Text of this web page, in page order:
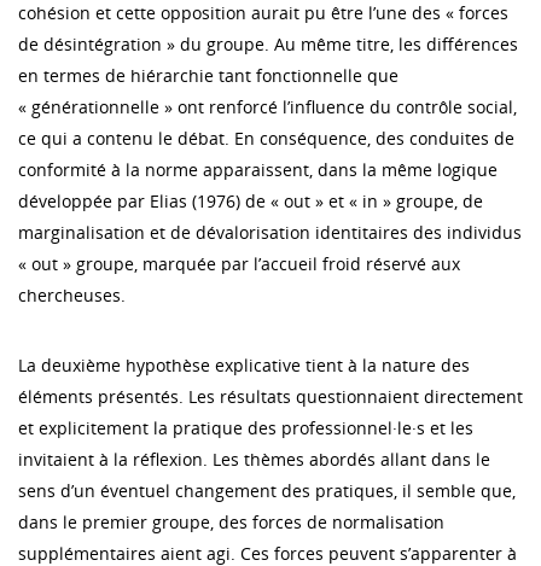
cohésion et cette opposition aurait pu être l’une des « forces
de désintégration » du groupe. Au même titre, les différences
en termes de hiérarchie tant fonctionnelle que
« générationnelle » ont renforcé l’influence du contrôle social,
ce qui a contenu le débat. En conséquence, des conduites de
conformité à la norme apparaissent, dans la même logique
développée par Elias (1976) de « out » et « in » groupe, de
marginalisation et de dévalorisation identitaires des individus
« out » groupe, marquée par l’accueil froid réservé aux
chercheuses.
La deuxième hypothèse explicative tient à la nature des
éléments présentés. Les résultats questionnaient directement
et explicitement la pratique des professionnel·le·s et les
invitaient à la réflexion. Les thèmes abordés allant dans le
sens d’un éventuel changement des pratiques, il semble que,
dans le premier groupe, des forces de normalisation
supplémentaires aient agi. Ces forces peuvent s’apparenter à